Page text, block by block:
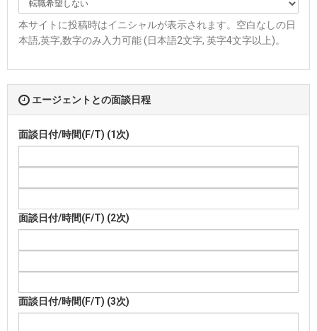
本サイトに投稿時はイニシャルが表示されます。空白なしの日
本語,英字,数字のみ入力可能 (日本語2文字, 英字4文字以上)。
エージェントとの面談日程
面談日付/時間(F/T) (1次)
面談日付/時間(F/T) (2次)
面談日付/時間(F/T) (3次)